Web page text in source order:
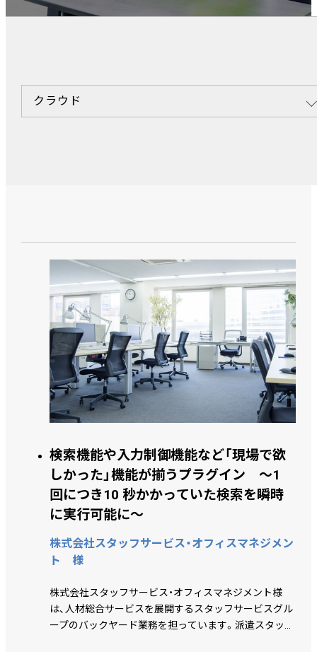
クラウド
検索機能や入力制御機能など「現場で欲
しかった」機能が揃うプラグイン ～1
回につき10 秒かかっていた検索を瞬時
に実行可能に～
株式会社スタッフサービス・オフィスマネジメン
ト 様
株式会社スタッフサービス・オフィスマネジメント様
は、人材総合サービスを展開するスタッフサービスグル
ープのバックヤード業務を担っています。派遣スタッフ